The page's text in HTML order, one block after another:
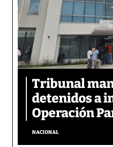
Tribunal
detenidos a
Operación
NACIONAL